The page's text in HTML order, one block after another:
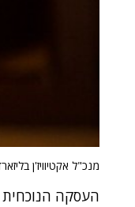
מנכ"ל אקטיוויז'ן
העסקה